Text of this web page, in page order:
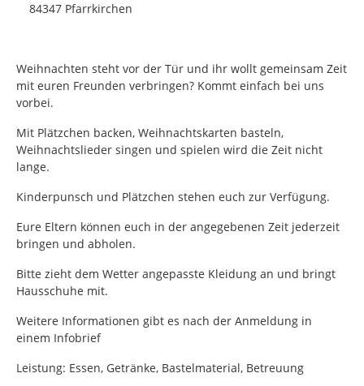
84347 Pfarrkirchen
Weihnachten steht vor der Tür und ihr wollt gemeinsam Zeit
mit euren Freunden verbringen? Kommt einfach bei uns
vorbei.
Mit Plätzchen backen, Weihnachtskarten basteln,
Weihnachtslieder singen und spielen wird die Zeit nicht
lange.
Kinderpunsch und Plätzchen stehen euch zur Verfügung.
Eure Eltern können euch in der angegebenen Zeit jederzeit
bringen und abholen.
Bitte zieht dem Wetter angepasste Kleidung an und bringt
Hausschuhe mit.
Weitere Informationen gibt es nach der Anmeldung in
einem Infobrief
Leistung: Essen, Getränke, Bastelmaterial, Betreuung